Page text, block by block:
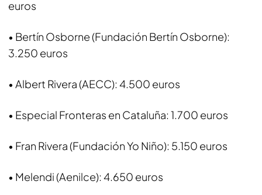
euros
• Bertín Osborne (Fundación Bertín Osborne):
3.250 euros
• Albert Rivera (AECC): 4.500 euros
• Especial Fronteras en Cataluña: 1.700 euros
• Fran Rivera (Fundación Yo Niño): 5.150 euros
• Melendi (Aenilce): 4.650 euros